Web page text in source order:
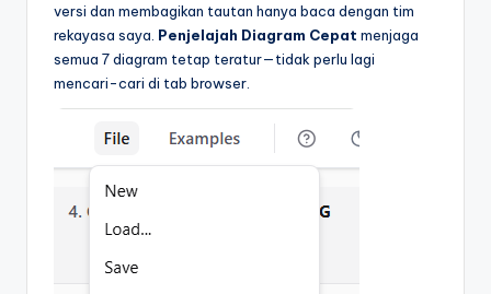
versi dan membagikan tautan hanya baca dengan tim
rekayasa saya. Penjelajah Diagram Cepat menjaga
semua 7 diagram tetap teratur—tidak perlu lagi
mencari-cari di tab browser.